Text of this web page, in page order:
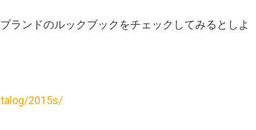
ランドのルックブックをチェックしてみるとしよ
サイト
2015s/